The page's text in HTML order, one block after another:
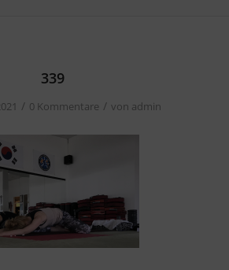
339
/ 0 Kommentare / von admin